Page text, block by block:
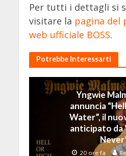
Per tutti i dettagli si
visitare la pagina del
web ufficiale BOSS.
Potrebbe Interessarti
Yngwie
annuncia
Water”, il
anticipato da
20 ore fa